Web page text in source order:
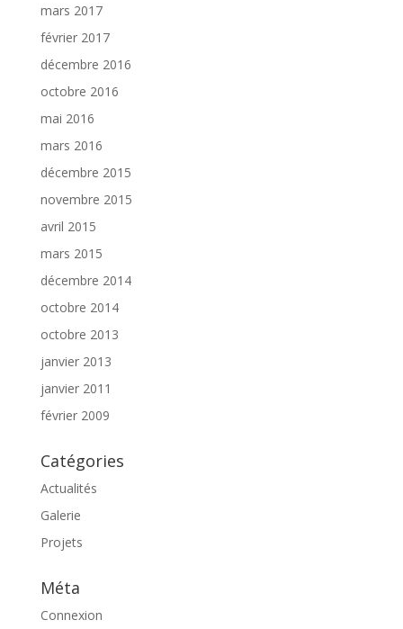
mars 2017
février 2017
décembre 2016
octobre 2016
mai 2016
mars 2016
décembre 2015
novembre 2015
avril 2015
mars 2015
décembre 2014
octobre 2014
octobre 2013
janvier 2013
janvier 2011
février 2009
Catégories
Actualités
Galerie
Projets
Méta
Connexion